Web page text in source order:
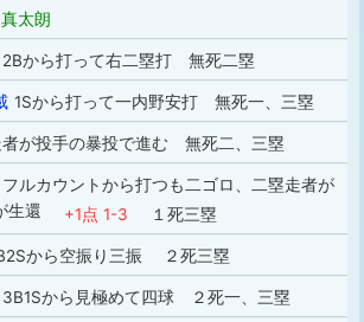
太朗
2Bから打って右二塁打 無死二塁
1Sから打って一内野安打 無死一、三塁
が投手の暴投で進む 無死二、三塁
フルカウントから打つも二ゴロ、二塁走者が
生還 +1点 1-3
１死三塁
から空振り三振 ２死三塁
3B1Sから見極めて四球 ２死一、三塁